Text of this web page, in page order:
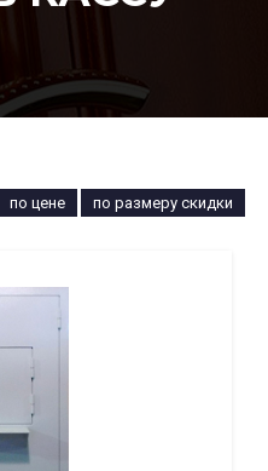
по цене по размеру скидки